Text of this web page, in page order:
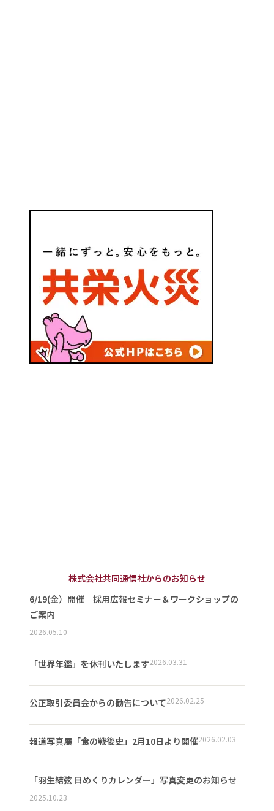
株式会社共同通信社からのお知らせ
6/19(金）開催 採用広報セミナー＆ワークショップの
ご案内
2026.05.10
「世界年鑑」を休刊いたします2026.03.31
公正取引委員会からの勧告について2026.02.25
報道写真展「食の戦後史」2月10日より開催2026.02.03
「羽生結弦 日めくりカレンダー」写真変更のお知らせ
2025.10.23